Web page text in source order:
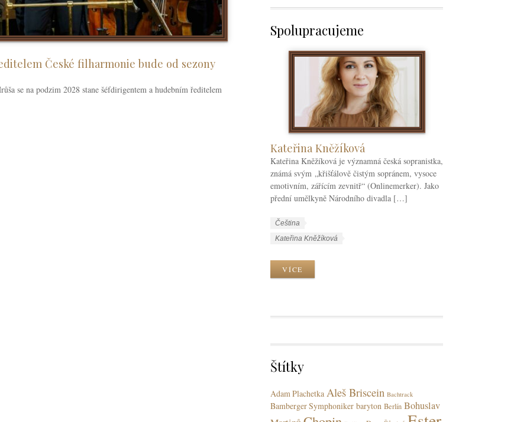
České filharmonie bude od sezony
se na podzim 2028 stane šéfdirigentem a hudebním ředitelem
Spolupracujeme
Kateřina Kněžíková
Kateřina Kněžíková je významná česká sopranistka,
známá svým „křišťálově čistým sopránem, vysoce
emotivním, zářícím zevnitř“ (Onlinemerker). Jako
přední umělkyně Národního divadla […]
W
k
e
i
s
y
Čeština
W
k
g
Kateřina Kněžíková
VÍCE
Štítky
Adam Plachetka Aleš Briscein Bachtrack
Bamberger Symphoniker baryton Berlín Bohuslav